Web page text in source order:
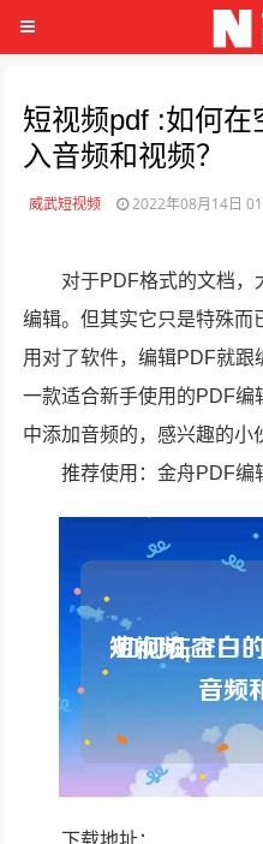
短视频pdf :如何
入音频和视频？
威武短视频 2022年08月14日
对于PDF格式的文档，
编辑。但其实它只是特殊而
用对了软件，编辑PDF就
一款适合新手使用的PDF
中添加音频的，感兴趣的小
推荐使用：金舟PDF编
下载地址：